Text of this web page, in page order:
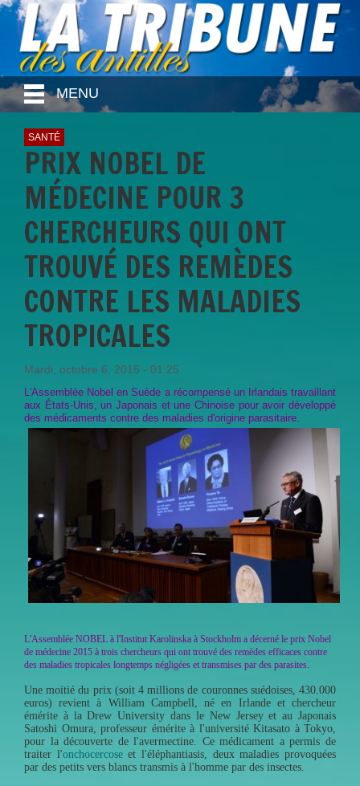
MENU
SANTÉ
PRIX NOBEL DE
MÉDECINE POUR 3
CHERCHEURS QUI ONT
TROUVÉ DES REMÈDES
CONTRE LES MALADIES
TROPICALES
Mardi, octobre 6, 2015 - 01:25
L'Assemblée Nobel en Suède a récompensé un Irlandais travaillant
aux États-Unis, un Japonais et une Chinoise pour avoir développé
des médicaments contre des maladies d'origine parasitaire.
L'Assemblée NOBEL à l'Institut Karolinska à Stockholm a décerné le prix Nobel
de médecine 2015 à trois chercheurs qui ont trouvé des remèdes efficaces contre
des maladies tropicales longtemps négligées et transmises par des parasites.
Une moitié du prix (soit 4 millions de couronnes suédoises, 430.000
euros) revient à William Campbell, né en Irlande et chercheur
émérite à la Drew University dans le New Jersey et au Japonais
Satoshi Omura, professeur émérite à l'université Kitasato à Tokyo,
pour la découverte de l'avermectine. Ce médicament a permis de
traiter l'onchocercoseet l'éléphantiasis, deux maladies provoquées
par des petits vers blancs transmis à l'homme par des insectes.